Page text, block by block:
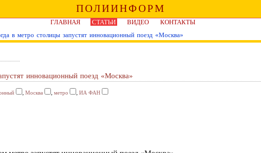
ПОЛИИНФОРМ
ГЛАВНАЯ СТАТЬИ ВИДЕО
КОНТАКТЫ
в метро столицы запустят инновационный поезд «Москва»
инновационный поезд «Москва»
, Москва , метро , ИА ФАН